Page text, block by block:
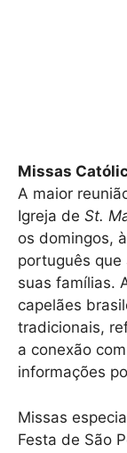
Missas
A maior
Igreja de St.
os domingos,
português
suas famílias.
capelães
tradicionais,
a conexão
informações
Missas
Festa de São